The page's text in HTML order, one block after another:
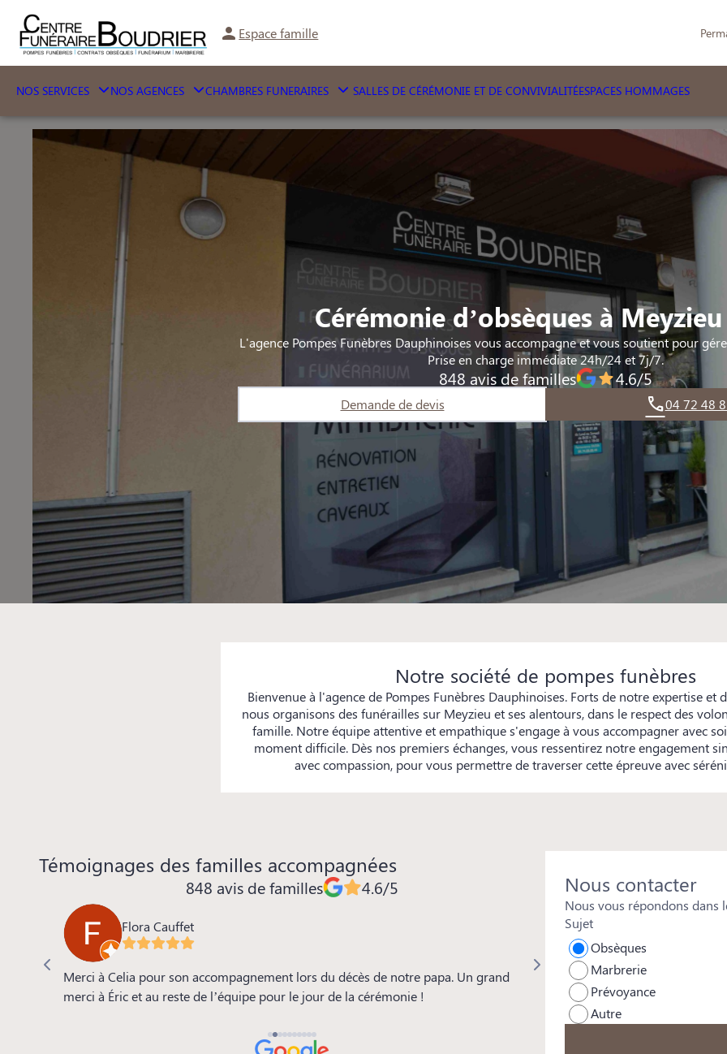
Espace famille
NOS SERVICES NOS AGENCES CHAMBRES FUNERAIRES SALLES DE CÉRÉMONIE ET DE CONVIVIALITÉESPACES HOMMAGES
Cérémonie d’obsèques à
L'agence Pompes Funèbres Dauphinoises vous accompagne et vous soutient pour
Prise en charge immédiate 24h/24 et 7j/7.
848 avis de familles 4.6/5
Demande de devis 04 72 48
Notre société de pompes funèbres
Bienvenue à l'agence de Pompes Funèbres Dauphinoises. Forts de notre expertise et
nous organisons des funérailles sur Meyzieu et ses alentours, dans le respect des
famille. Notre équipe attentive et empathique s'engage à vous accompagner avec
moment difficile. Dès nos premiers échanges, vous ressentirez notre engagement
avec compassion, pour vous permettre de traverser cette épreuve avec
Témoignages des familles accompagnées
848 avis de familles 4.6/5
Flora Cauffet
Merci à Celia pour son accompagnement lors du décès de notre papa. Un grand
merci à Éric et au reste de l’équipe pour le jour de la cérémonie !
Isabelle REYMOND
Merci à toute l'équipe pour votre
beaucoup à Mickaël pour les
particulière aussi à Frédéric
Nous contacter
Nous vous répondons dans
Sujet
Obsèques
Marbrerie
Prévoyance
Autre